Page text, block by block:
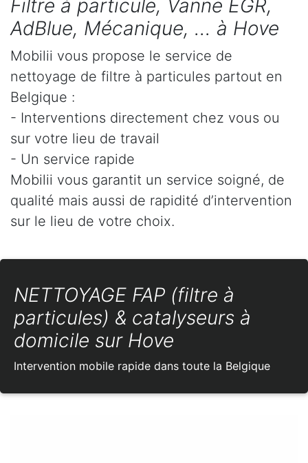
Filtre à particule, Vanne EGR,
AdBlue, Mécanique, ... à Hove
Mobilii vous propose le service de
nettoyage de filtre à particules partout en
Belgique :
- Interventions directement chez vous ou
sur votre lieu de travail
- Un service rapide
Mobilii vous garantit un service soigné, de
qualité mais aussi de rapidité d’intervention
sur le lieu de votre choix.
NETTOYAGE FAP (filtre à
particules) & catalyseurs à
domicile sur Hove
Intervention mobile rapide dans toute la Belgique